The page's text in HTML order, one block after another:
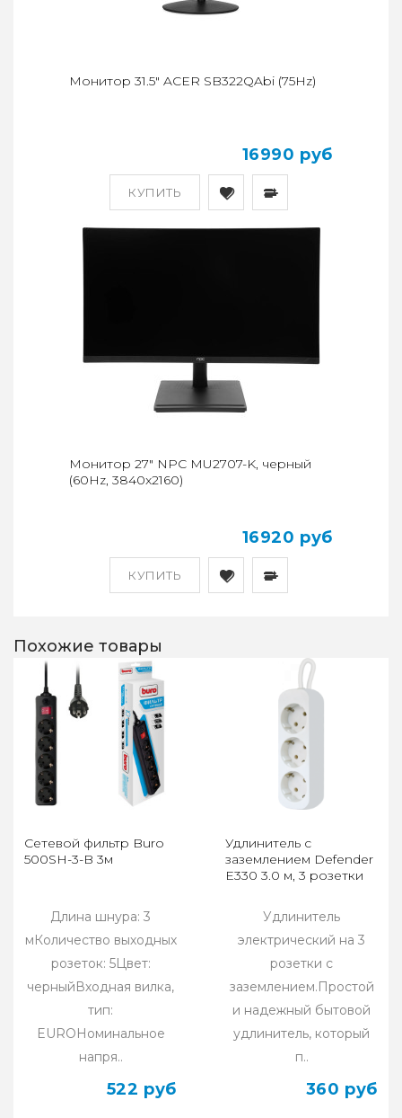
КУПИТЬ
Монитор 31.5" ACER SB322QAbi (75Hz)
16990 руб
КУПИТЬ
Монитор 27" NPC MU2707-K, черный
(60Hz, 3840x2160)
16920 руб
Похожие товары
Сетевой фильтр Buro
500SH-3-B 3м
Длина шнура: 3
мКоличество выходных
розеток: 5Цвет:
черныйВходная вилка,
тип:
EUROНоминальное
напря..
522 руб
Удлинитель с
заземлением Defender
E330 3.0 м, 3 розетки
Удлинитель
электрический на 3
розетки с
заземлением.Простой
и надежный бытовой
удлинитель, который
п..
360 руб